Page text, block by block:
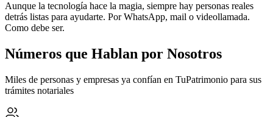
Aunque la tecnología hace la magia, siempre hay personas reales
detrás listas para ayudarte. Por WhatsApp, mail o videollamada.
Como debe ser.
Números que Hablan por Nosotros
Miles de personas y empresas ya confían en TuPatrimonio para sus
trámites notariales